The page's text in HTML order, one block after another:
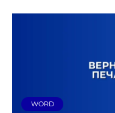
WORD